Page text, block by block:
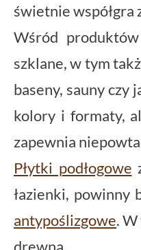
świetnie współgra
Wśród
szklane, w tym
baseny, sauny czy
kolory i formaty,
zapewnia
Płytki podłogowe
łazienki, powinny
antypoślizgowe.
drewna.